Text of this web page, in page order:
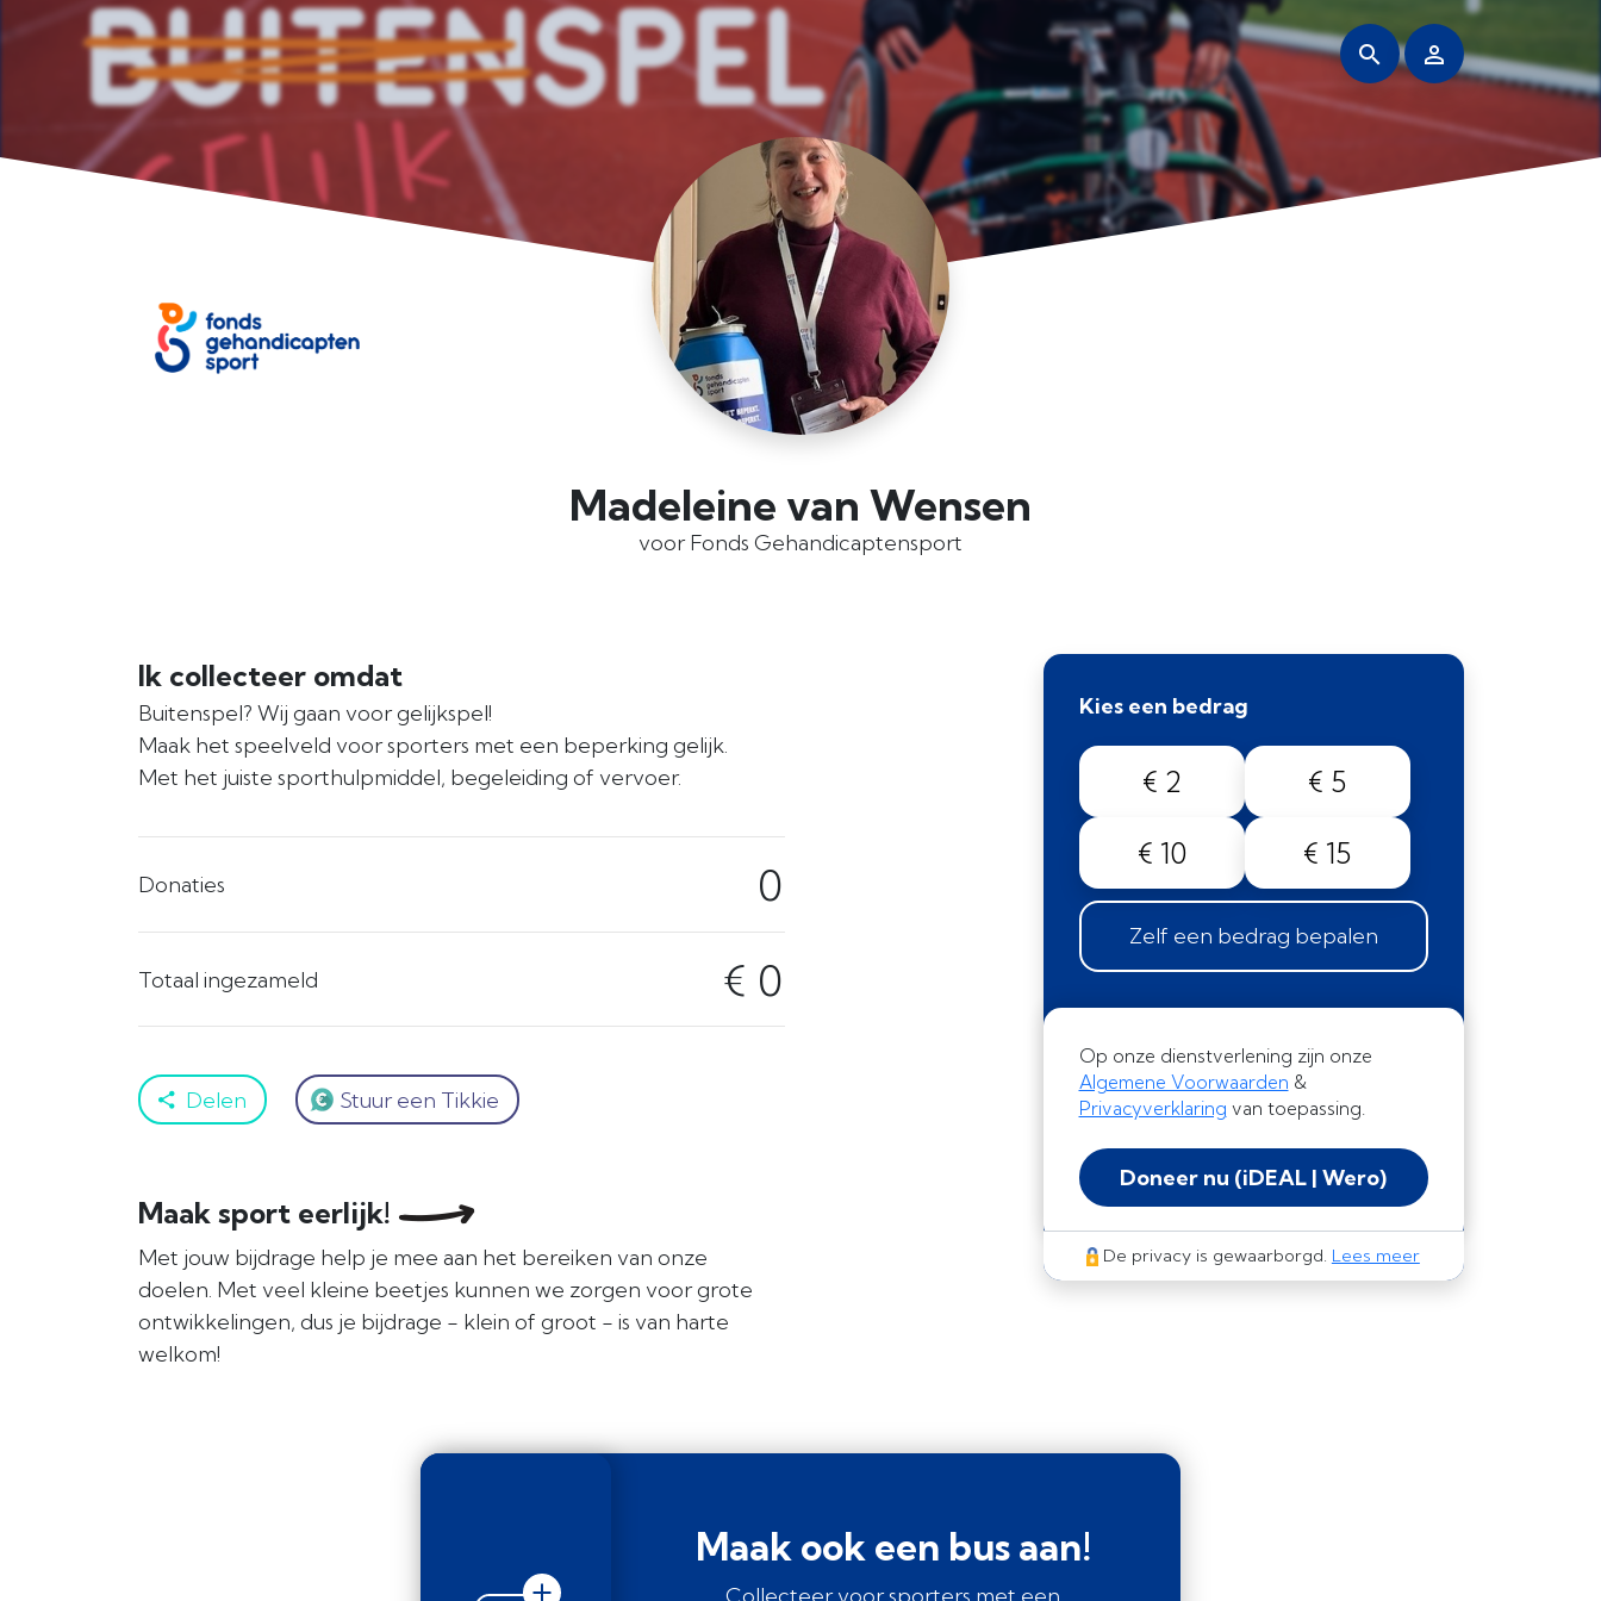
Madeleine van Wensen
voor Fonds Gehandicaptensport
Ik collecteer omdat
Buitenspel? Wij gaan voor gelijkspel!
Maak het speelveld voor sporters met een beperking gelijk.
Met het juiste sporthulpmiddel, begeleiding of vervoer.
Donaties 0
Totaal ingezameld € 0
Delen Stuur een Tikkie
Maak sport eerlijk!
Met jouw bijdrage help je mee aan het bereiken van onze
doelen. Met veel kleine beetjes kunnen we zorgen voor grote
ontwikkelingen, dus je bijdrage - klein of groot - is van harte
welkom!
Kies een bedrag
€ 2
€ 5
€ 10
€ 15
Zelf een bedrag bepalen
Op onze dienstverlening zijn onze
Algemene Voorwaarden &
Privacyverklaring van toepassing.
Doneer nu (iDEAL | Wero)
De privacy is gewaarborgd. Lees meer
Maak ook een bus aan!
Collecteer voor sporters met een